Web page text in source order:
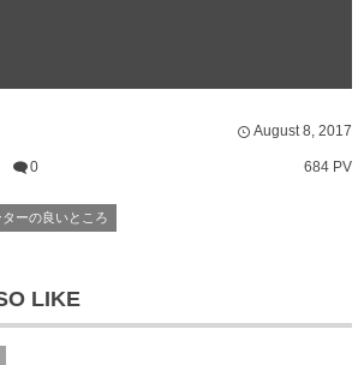
August 8, 2017
0 684 PV
ターの良いところ
LIKE